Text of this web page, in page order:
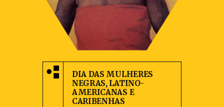
DIA DAS MULHERES
NEGRAS, LATINO-
AMERICANAS E
CARIBENHAS